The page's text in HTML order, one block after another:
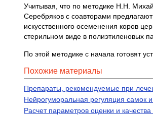
Учитывая, что по методике Н.Н.
Серебряков с соавторами
искусственного осеменения коров
стерильном виде в полиэтиленовых
По этой методике с начала готовят
Похожие материалы
Препараты, рекомендуемые при
Нейрогуморальная регуляция самок
Расчет параметров оценки и